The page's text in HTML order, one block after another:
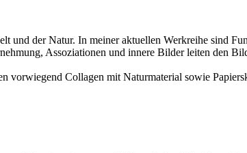
und der Natur. In meiner aktuellen Werkreihe sind
Assoziationen und innere Bilder leiten den
vorwiegend Collagen mit Naturmaterial sowie